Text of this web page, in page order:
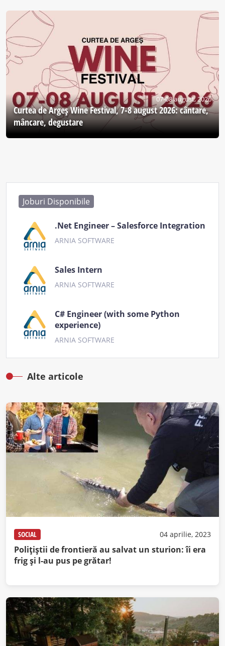
07-08 august, 2026
Curtea de Argeş Wine Festival, 7-8 august 2026: cântare,
mâncare, degustare
Joburi Disponibile
.Net Engineer – Salesforce Integration
ARNIA SOFTWARE
Sales Intern
ARNIA SOFTWARE
C# Engineer (with some Python
experience)
ARNIA SOFTWARE
Alte articole
SOCIAL 04 aprilie, 2023
Polițiștii de frontieră au salvat un sturion: îi era
frig și l-au pus pe grătar!